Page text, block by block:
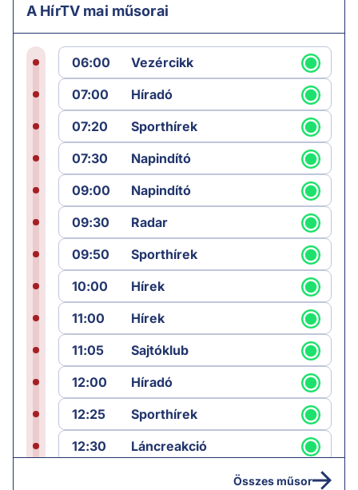
A HírTV mai műsorai
06:00
Vezércikk
07:00
Híradó
07:20
Sporthírek
07:30
Napindító
09:00
Napindító
09:30
Radar
09:50
Sporthírek
10:00
Hírek
11:00
Hírek
11:05
Sajtóklub
12:00
Híradó
12:25
Sporthírek
12:30
Láncreakció
Összes műsor